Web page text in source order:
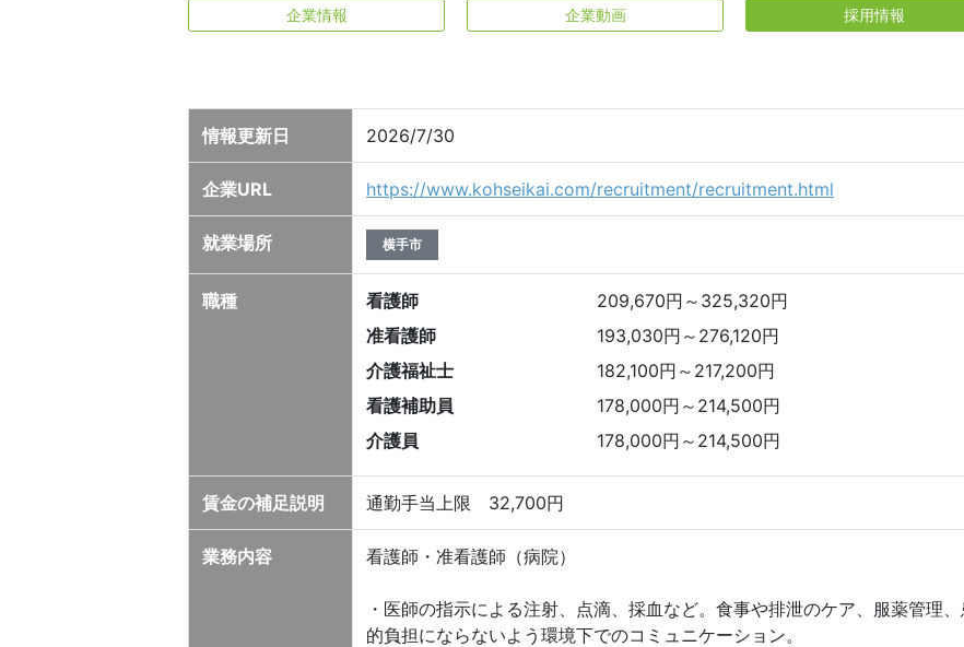
企業情報 企業動画 採用情報
情報更新日 2026/7/30
企業URL https://www.kohseikai.com/recruitment/recruitment.html
就業場所 横手市
職種 看護師
209,670円～325,320円
准看護師
193,030円～276,120円
介護福祉士
182,100円～217,200円
看護補助員
178,000円～214,500円
介護員
178,000円～214,500円
賃金の補足説明 通勤手当上限 32,700円
業務内容 看護師・准看護師（病院）
・医師の指示による注射、点滴、採血など。食事や排泄のケア、服薬管理
的負担にならないよう環境下でのコミュニケーション。